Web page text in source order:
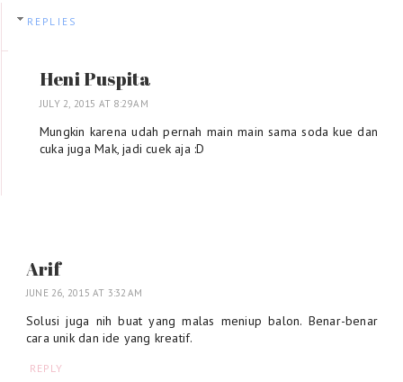
REPLIES
Heni Puspita
JULY 2, 2015 AT 8:29 AM
Mungkin karena udah pernah main main sama soda kue dan
cuka juga Mak, jadi cuek aja :D
Arif
JUNE 26, 2015 AT 3:32 AM
Solusi juga nih buat yang malas meniup balon. Benar-benar
cara unik dan ide yang kreatif.
REPLY